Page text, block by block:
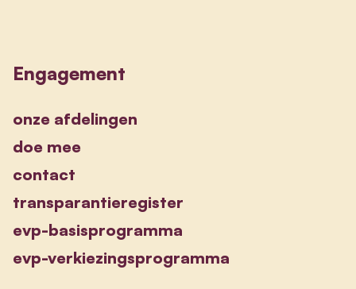
Engagement
onze afdelingen
doe mee
contact
transparantieregister
evp-basisprogramma
evp-verkiezingsprogramma